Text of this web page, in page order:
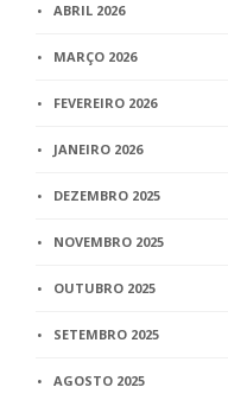
ABRIL 2026
MARÇO 2026
FEVEREIRO 2026
JANEIRO 2026
DEZEMBRO 2025
NOVEMBRO 2025
OUTUBRO 2025
SETEMBRO 2025
AGOSTO 2025